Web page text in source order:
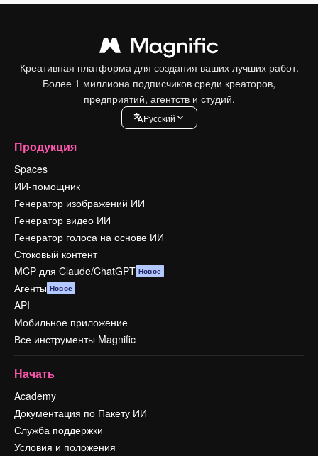
Креативная платформа для создания ваших лучших работ.
Более 1 миллиона подписчиков среди креаторов,
предприятий, агентств и студий.
Pусский
Продукция
Spaces
ИИ-помощник
Генератор изображений ИИ
Генератор видео ИИ
Генератор голоса на основе ИИ
Стоковый контент
MCP для Claude/ChatGPT Новое
Агенты Новое
API
Мобильное приложение
Все инструменты Magnific
Начать
Academy
Документация по Пакету ИИ
Служба поддержки
Условия и положения